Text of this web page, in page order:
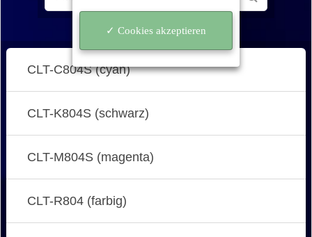
CLT-C804S (cyan)
CLT-K804S (schwarz)
CLT-M804S (magenta)
CLT-R804 (farbig)
✓ Cookies akzeptieren